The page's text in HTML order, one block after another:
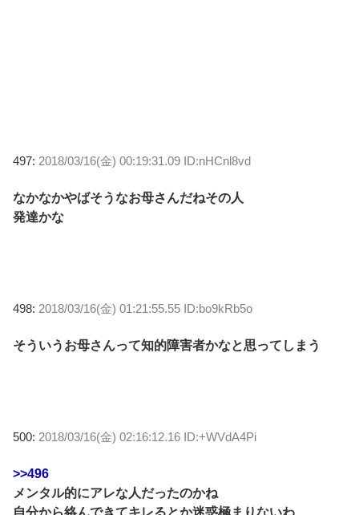
497: 2018/03/16(金) 00:19:31.09 ID:nHCnl8vd
なかなかやばそうなお母さんだねその人
発達かな
498: 2018/03/16(金) 01:21:55.55 ID:bo9kRb5o
そういうお母さんって知的障害者かなと思ってしまう
500: 2018/03/16(金) 02:16:12.16 ID:+WVdA4Pi
>>496
メンタル的にアレな人だったのかね